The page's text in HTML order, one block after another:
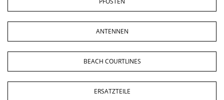
ANTENNEN
BEACH COURTLINES
ERSATZTEILE